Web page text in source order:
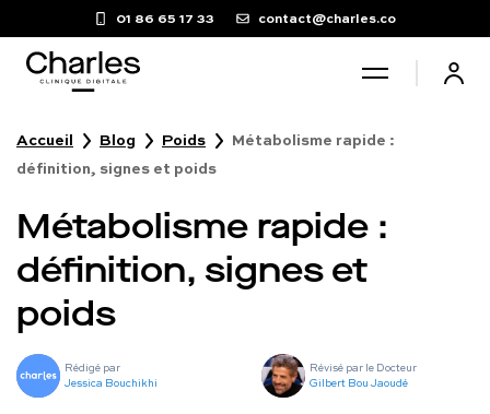
01 86 65 17 33 contact@charles.co
Santé sexuelle
Poids
Troubles du sommeil
Fertilité masculine
Accueil Blog Poids
Métabolisme rapide :
définition, signes et poids
Métabolisme rapide :
définition, signes et
poids
Rédigé par
Jessica Bouchikhi
Révisé par le Docteur
Gilbert Bou Jaoudé